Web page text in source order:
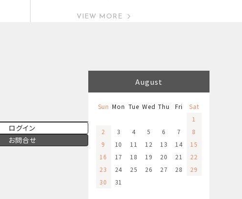
VIEW MORE
ログイン
お問合せ
August
Sun Mon Tue Wed Thu Fri
Sat
1
2
3 4 5 6 7
8
9
10 11 12 13 14
15
16
17 18 19 20 21
22
23
24 25 26 27 28
29
30
31